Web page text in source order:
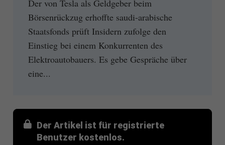
Der von Tesla als Geldgeber beim
Börsenrückzug erhoffte saudi-arabische
Staatsfonds prüft Insidern zufolge den
Einstieg bei einem Konkurrenten des
Elektroautobauers. Es gebe Gespräche über
eine...
Der Artikel ist für registrierte
Benutzer kostenlos.